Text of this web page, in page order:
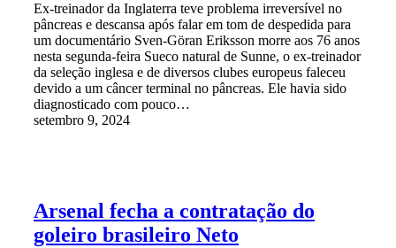
Ex-treinador da Inglaterra teve problema irreversível no
pâncreas e descansa após falar em tom de despedida para
um documentário Sven-Göran Eriksson morre aos 76 anos
nesta segunda-feira Sueco natural de Sunne, o ex-treinador
da seleção inglesa e de diversos clubes europeus faleceu
devido a um câncer terminal no pâncreas. Ele havia sido
diagnosticado com pouco…
setembro 9, 2024
Arsenal fecha a contratação do
goleiro brasileiro Neto